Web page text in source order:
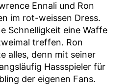
Ennali und Ron
im rot-weissen Dress.
Schnelligkeit eine Waffe
treffen. Ron
alles, denn mit seiner
Hassspieler für
der eigenen Fans.